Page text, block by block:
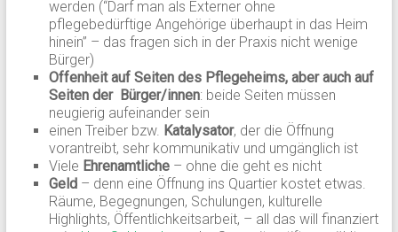
werden (“Darf man als Externer ohne
pflegebedürftige Angehörige überhaupt in das Heim
hinein” – das fragen sich in der Praxis nicht wenige
Bürger)
Offenheit auf Seiten des Pflegeheims, aber auch auf
Seiten der Bürger/innen: beide Seiten müssen
neugierig aufeinander sein
einen Treiber bzw. Katalysator, der die Öffnung
vorantreibt, sehr kommunikativ und umgänglich ist
Viele Ehrenamtliche– ohne die geht es nicht
Geld– denn eine Öffnung ins Quartier kostet etwas.
Räume, Begegnungen, Schulungen, kulturelle
Highlights, Öffentlichkeitsarbeit, – all das will finanziert